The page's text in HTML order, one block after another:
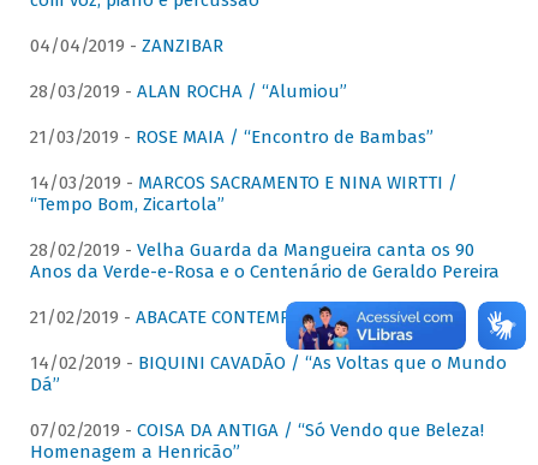
04/04/2019 - ZANZIBAR
28/03/2019 - ALAN ROCHA / “Alumiou”
21/03/2019 - ROSE MAIA / “Encontro de Bambas”
14/03/2019 - MARCOS SACRAMENTO E NINA WIRTTI /
“Tempo Bom, Zicartola”
28/02/2019 - Velha Guarda da Mangueira canta os 90
Anos da Verde-e-Rosa e o Centenário de Geraldo Pereira
21/02/2019 - ABACATE CONTEMPORÂNEO
14/02/2019 - BIQUINI CAVADÃO / “As Voltas que o Mundo
Dá”
07/02/2019 - COISA DA ANTIGA / “Só Vendo que Beleza!
Homenagem a Henricão”